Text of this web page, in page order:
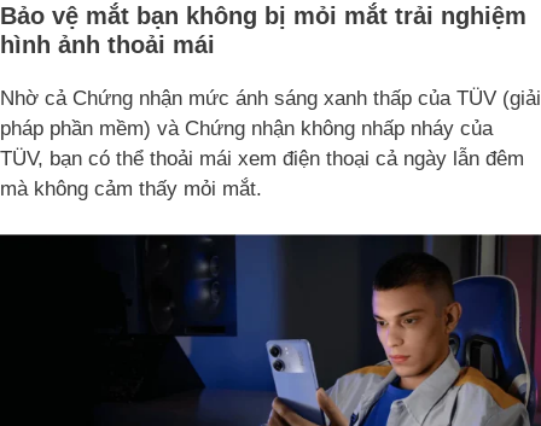
Bảo vệ mắt bạn không bị mỏi mắt trải nghiệm
hình ảnh thoải mái
Nhờ cả Chứng nhận mức ánh sáng xanh thấp của TÜV (giải
pháp phần mềm) và Chứng nhận không nhấp nháy của
TÜV, bạn có thể thoải mái xem điện thoại cả ngày lẫn đêm
mà không cảm thấy mỏi mắt.